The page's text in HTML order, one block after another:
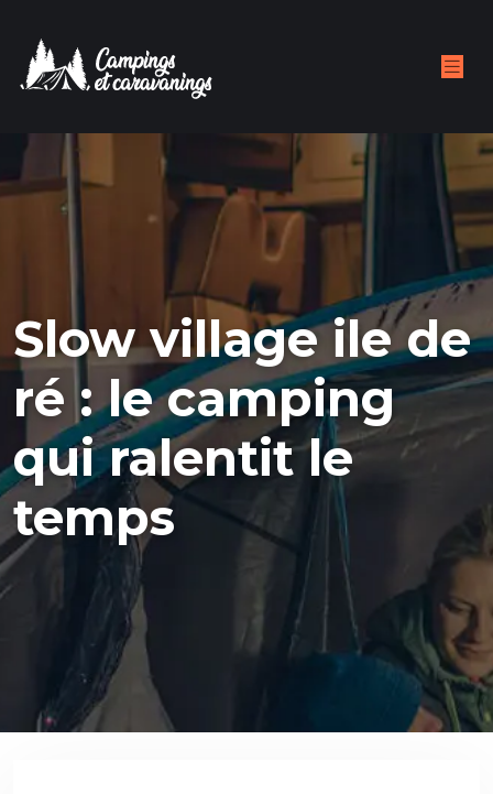
Slow village ile de
ré : le camping
qui ralentit le
temps